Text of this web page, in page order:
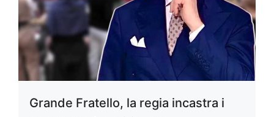
Grande Fratello, la regia incastra i